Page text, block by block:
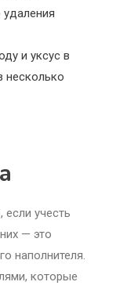
и уксус в
несколько
учесть
— это
наполнителя.
которые